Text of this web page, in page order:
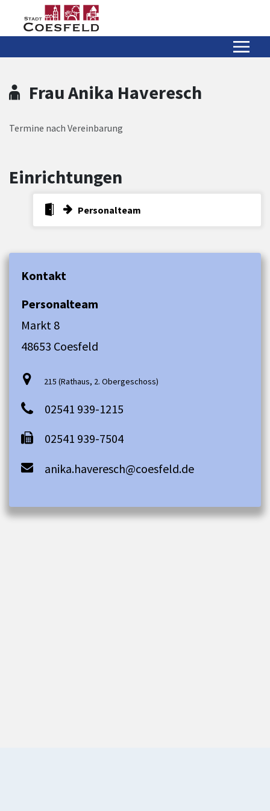
Zum Header
Zum Hauptinhalt
Zum Footer
Zum Hauptinhalt springen
Frau Anika Haveresch
Termine nach Vereinbarung
Einrichtungen
Personalteam
Kontakt
Personalteam
Markt 8
48653 Coesfeld
215 (Rathaus, 2. Obergeschoss)
02541 939-1215
02541 939-7504
anika.haveresch@coesfeld.de